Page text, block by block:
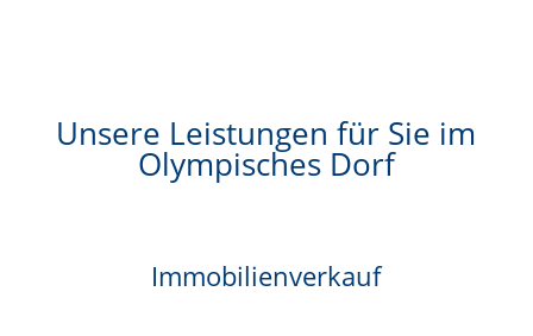
Unsere Leistungen für Sie im
Olympisches Dorf
Immobilienverkauf